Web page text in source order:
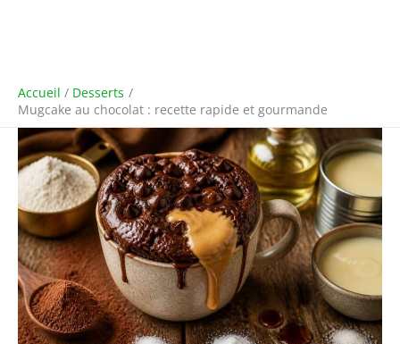
Accueil
Desserts
Mugcake au chocolat : recette rapide et gourmande